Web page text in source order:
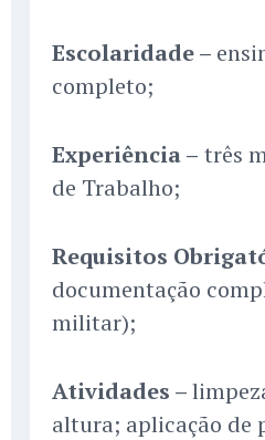
Escolaridade –
completo;
Experiência – três
de Trabalho;
Requisitos
documentação
militar);
Atividades –
altura; aplicação de